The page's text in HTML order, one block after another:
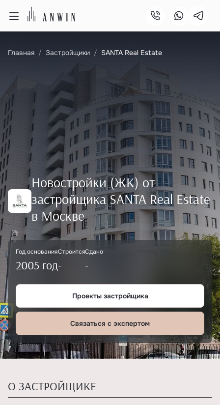
Главная Застройщики SANTA Real Estate
Новостройки (ЖК) от
застройщика SANTA Real Estate
в Москве
Год основания
2005 год
Строится
-
Сдано
-
Проекты застройщика
Связаться с экспертом
О ЗАСТРОЙЩИКЕ